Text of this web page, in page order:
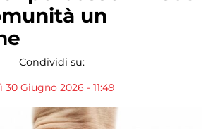
un
Condividi su:
Giugno 2026 - 11:49